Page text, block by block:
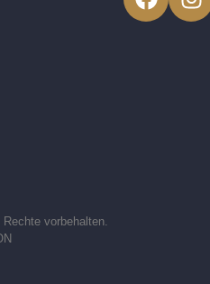
vorbehalten.